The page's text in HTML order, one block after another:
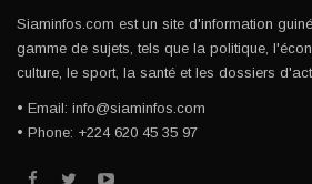
Siaminfos.com est un site d'information
gamme de sujets, tels que la politique,
culture, le sport, la santé et les dossiers
• Email: info@siaminfos.com
• Phone: +224 620 45 35 97